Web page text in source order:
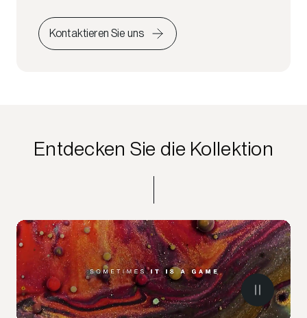
Kontaktieren Sie uns
Entdecken Sie die Kollektion